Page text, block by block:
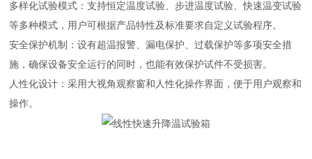
‌多样化试验模式‌：支持恒定温度试验、步进温度试验、快速温变试验
等多种模式，用户可根据产品特性及标准要求自定义试验程序‌。
‌安全保护机制‌：设有超温报警、漏电保护、过载保护等多项安全措
施，确保设备安全运行的同时，也能有效保护试件不受损害‌。
‌人性化设计‌：采用大视角观察窗和人性化操作界面，便于用户观察和
操作‌。